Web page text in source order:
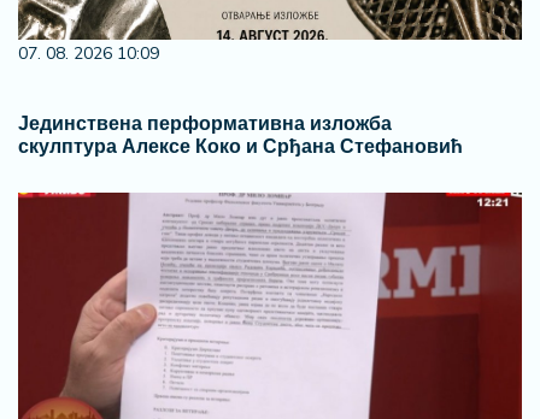
07. 08. 2026 10:09
Јединствена перформативна изложба
скулптура Алексе Коко и Срђана Стефановић